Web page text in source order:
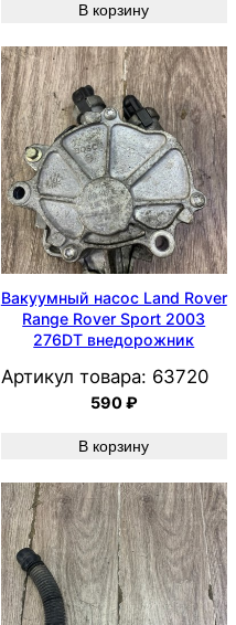
В корзину
Вакуумный насос Land Rover
Range Rover Sport 2003
276DT внедорожник
Артикул товара: 63720
590₽
В корзину